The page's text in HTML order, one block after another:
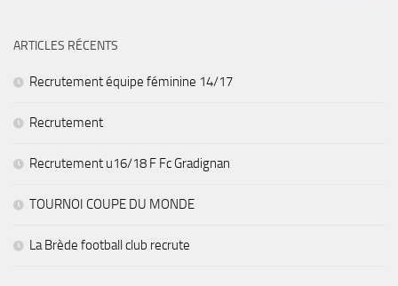
ARTICLES RÉCENTS
Recrutement équipe féminine 14/17
Recrutement
Recrutement u16/18 F Fc Gradignan
TOURNOI COUPE DU MONDE
La Brède football club recrute